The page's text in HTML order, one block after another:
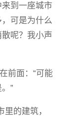
到一座城市
可是为什么
呢？我小声
前面：“可能
”
的建筑，